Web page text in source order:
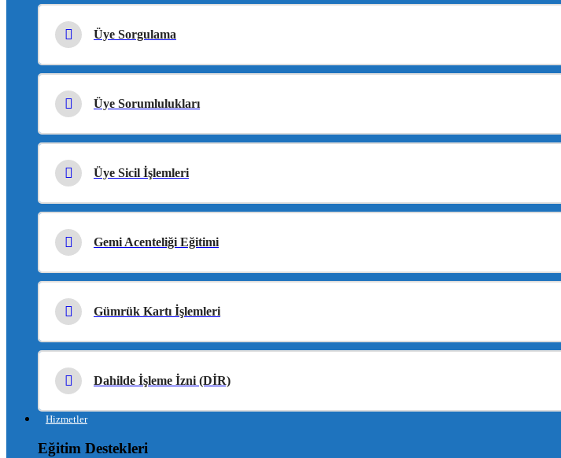
Üye Sorgulama
Üye Sorumlulukları
Üye Sicil İşlemleri
Gemi Acenteliği Eğitimi
Gümrük Kartı İşlemleri
Dahilde İşleme İzni (DİR)
Hizmetler
Eğitim Destekleri